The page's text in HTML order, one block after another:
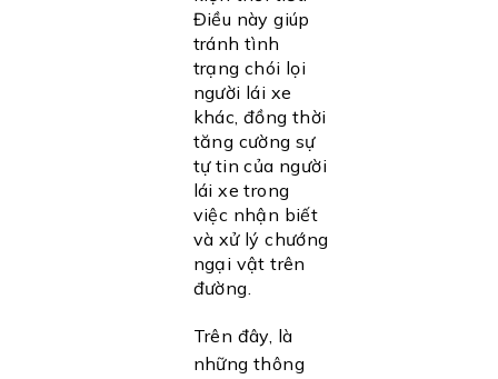
Điều này giúp
tránh tình
trạng chói lọi
người lái xe
khác, đồng thời
tăng cường sự
tự tin của người
lái xe trong
việc nhận biết
và xử lý chướng
ngại vật trên
đường.
Trên đây, là
những thông